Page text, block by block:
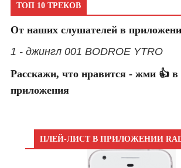
ТОП 10 ТРЕКОВ
От наших слушателей в
1 - джингл 001 BODROE YTRO
Расскажи, что нравится - жми 👍 в
приложения
ПЛЕЙ-ЛИСТ В ПРИЛОЖЕНИИ